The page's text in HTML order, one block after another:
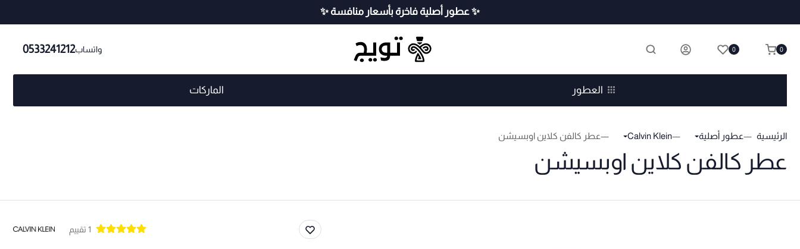
✨ عطور أصلية فاخرة بأسعار منافسة ✨
0533241212واتساب 0 0
العطور الماركات
الرئيسية عطور أصلية Calvin Klein عطر كالفن كلاين اوبسيشن
عطر كالفن كلاين اوبسيشن
1 تقييم